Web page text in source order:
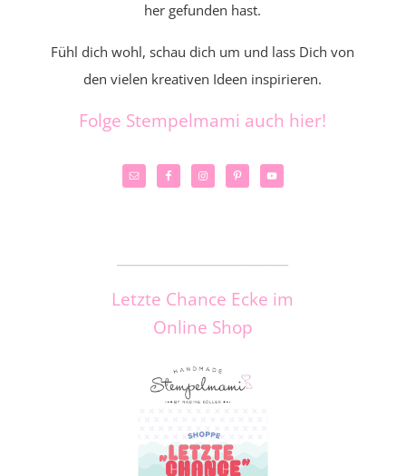
her gefunden hast.
Fühl dich wohl, schau dich um und lass Dich von
den vielen kreativen Ideen inspirieren.
Folge Stempelmami auch hier!
Letzte Chance Ecke im
Online Shop